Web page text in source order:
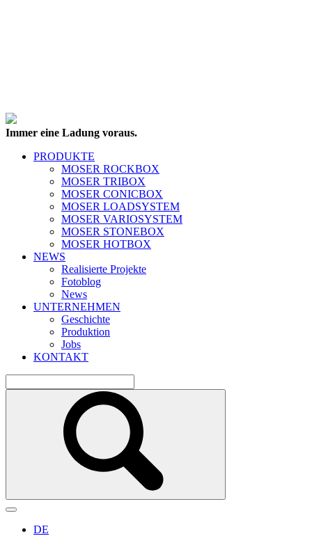
Immer eine Ladung voraus.
PRODUKTE
MOSER ROCKBOX
MOSER TRIBOX
MOSER CONICBOX
MOSER LOADSYSTEM
MOSER VARIOSYSTEM
MOSER STONEBOX
MOSER HOTBOX
NEWS
Realisierte Projekte
Fotoblog
News
UNTERNEHMEN
Geschichte
Produktion
Jobs
KONTAKT
DE